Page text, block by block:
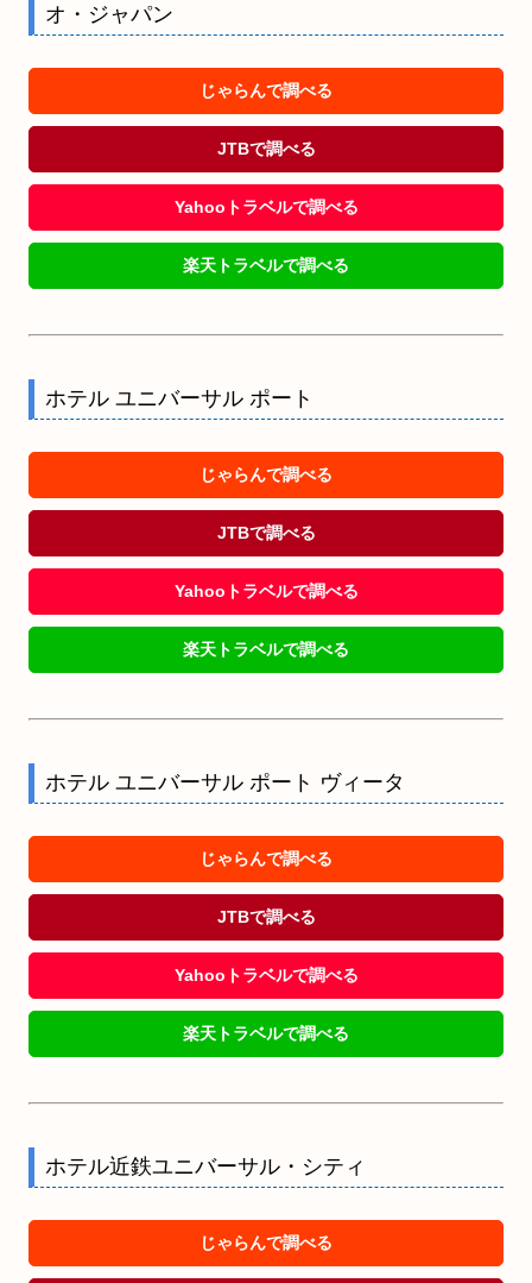
オ・ジャパン
じゃらんで調べる
JTBで調べる
Yahooトラベルで調べる
楽天トラベルで調べる
ホテル ユニバーサル ポート
じゃらんで調べる
JTBで調べる
Yahooトラベルで調べる
楽天トラベルで調べる
ホテル ユニバーサル ポート ヴィータ
じゃらんで調べる
JTBで調べる
Yahooトラベルで調べる
楽天トラベルで調べる
ホテル近鉄ユニバーサル・シティ
じゃらんで調べる